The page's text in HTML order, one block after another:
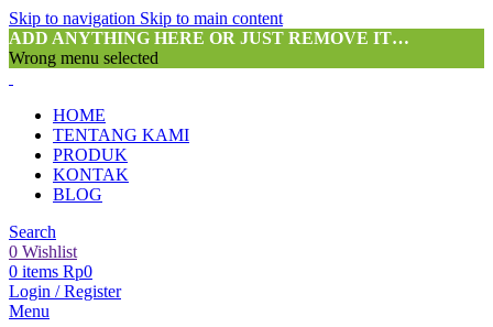
Skip to navigation Skip to main content
ADD ANYTHING HERE OR JUST REMOVE IT…
Wrong menu selected
HOME
TENTANG KAMI
PRODUK
KONTAK
BLOG
Search
0 Wishlist
0 items Rp0
Login / Register
Menu